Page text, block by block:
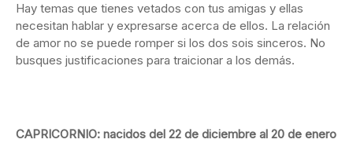
Hay temas que tienes vetados con tus amigas y ellas
necesitan hablar y expresarse acerca de ellos. La relación
de amor no se puede romper si los dos sois sinceros. No
busques justificaciones para traicionar a los demás.
CAPRICORNIO: nacidos del 22 de diciembre al 20 de enero